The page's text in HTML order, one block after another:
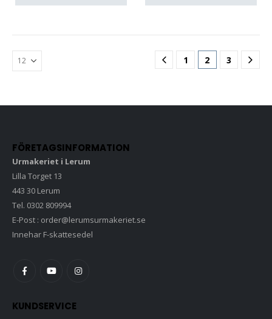
1 2 3
FÖRETAGSINFORMATION
Urmakeriet i Lerum
Lilla Torget 13
443 30 Lerum
Tel. 0302 809994
E-Post : order@lerumsurmakeriet.se
Innehar F-skattesedel
KUNDSERVICE